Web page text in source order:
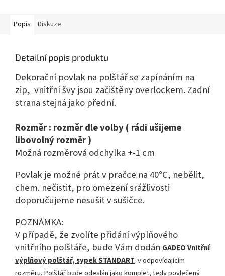
Popis Diskuze
Detailní popis produktu
Dekorační povlak na polštář se zapínáním na
zip, vnitřní švy jsou začištěny overlockem. Zadní
strana stejná jako přední.
Rozměr : rozměr dle volby ( rádi ušijeme
libovolný rozměr )
Možná rozměrová odchylka +-1 cm
Povlak je možné prát v pračce na 40°C, nebělit,
chem. nečistit, pro omezení srážlivosti
doporučujeme nesušit v sušičce.
POZNÁMKA:
V případě, že zvolíte přidání výplňového
vnitřního polštáře, bude Vám dodán GADEO Vnitřní
výplňový polštář, sypek STANDART v odpovídajícím
rozměru. Polštář bude odeslán jako komplet, tedy povlečený.